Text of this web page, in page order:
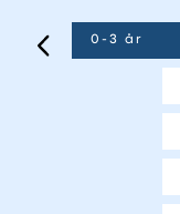
0-3 år